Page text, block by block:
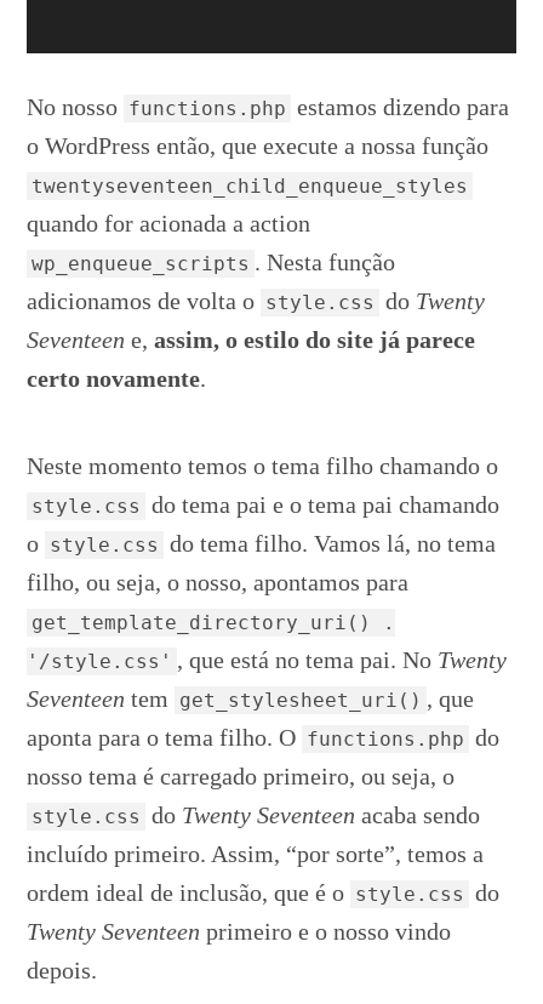
No nosso functions.php estamos dizendo para
o WordPress então, que execute a nossa função
twentyseventeen_child_enqueue_styles
quando for acionada a action
wp_enqueue_scripts . Nesta função
adicionamos de volta o style.css do Twenty
Seventeen e,assim, o estilo do site já parece
certo novamente.
Neste momento temos o tema filho chamando o
style.css do tema pai e o tema pai chamando
o style.css do tema filho. Vamos lá, no tema
filho, ou seja, o nosso, apontamos para
get_template_directory_uri() .
'/style.css' , que está no tema pai. No Twenty
Seventeen tem get_stylesheet_uri() , que
aponta para o tema filho. O functions.php do
nosso tema é carregado primeiro, ou seja, o
style.css do Twenty Seventeen acaba sendo
incluído primeiro. Assim, “por sorte”, temos a
ordem ideal de inclusão, que é o style.css do
Twenty Seventeen primeiro e o nosso vindo
depois.